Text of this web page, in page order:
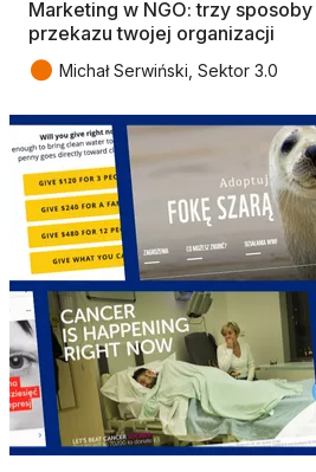
Marketing w NGO: ​​trzy
przekazu twojej organizacji
● Michał Serwiński, Sektor 3.0